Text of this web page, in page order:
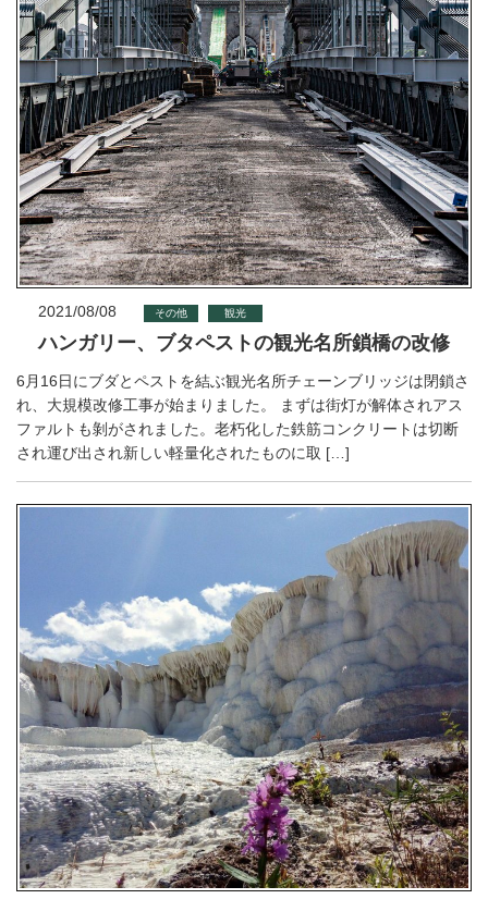
2021/08/08 その他 観光
ハンガリー、ブタペストの観光名所鎖橋の改修
6月16日にブダとペストを結ぶ観光名所チェーンブリッジは閉鎖さ
れ、大規模改修工事が始まりました。 まずは街灯が解体されアス
ファルトも剝がされました。老朽化した鉄筋コンクリートは切断
され運び出され新しい軽量化されたものに取 […]